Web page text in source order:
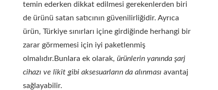
temin ederken dikkat edilmesi gerekenlerden biri
de ürünü satan satıcının güvenilirliğidir. Ayrıca
ürün, Türkiye sınırları içine girdiğinde herhangi bir
zarar görmemesi için iyi paketlenmiş
olmalıdır. Bunlara ek olarak, ürünlerin yanında şarj
cihazı ve likit gibi aksesuarların da alınması avantaj
sağlayabilir.